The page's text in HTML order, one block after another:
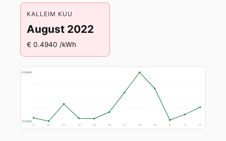
KALLEIM KUU
August 2022
€ 0.4940 /kWh
€ 0.4940
€ 0.1676
01 02 03 04 05 06 07 08 09 10 11 12